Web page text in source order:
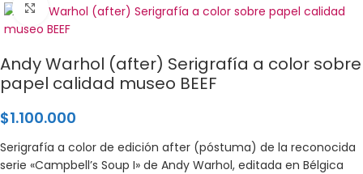
Click para ampliar
Andy Warhol (after) Serigrafía a color sobre
papel calidad museo BEEF
$1.100.000
Serigrafía a color de edición after (póstuma) de la reconocida
serie «Campbell’s Soup I» de Andy Warhol, editada en Bélgica